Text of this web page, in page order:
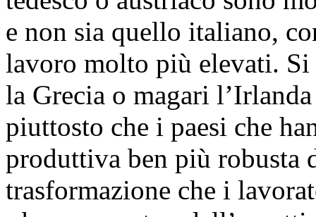
e non sia quello italiano,
lavoro molto più elevati. Si
la Grecia o magari
piuttosto che i paesi che
produttiva ben più robusta
trasformazione che i